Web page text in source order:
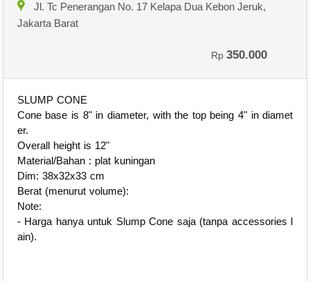
Jl. Tc Penerangan No. 17 Kelapa Dua Kebon Jeruk,
Jakarta Barat
Rp350.000
SLUMP CONE
Cone base is 8" in diameter, with the top being 4" in diamet
er.
Overall height is 12"
Material/Bahan : plat kuningan
Dim: 38x32x33 cm
Berat (menurut volume):
Note:
- Harga hanya untuk Slump Cone saja (tanpa accessories l
ain).